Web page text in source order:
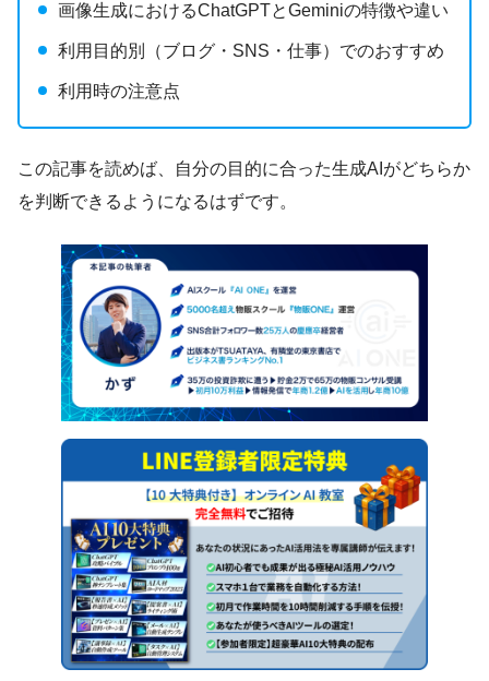
画像生成におけるChatGPTとGeminiの特徴や違い
利用目的別（ブログ・SNS・仕事）でのおすすめ
利用時の注意点
この記事を読めば、自分の目的に合った生成AIがどちらか
を判断できるようになるはずです。